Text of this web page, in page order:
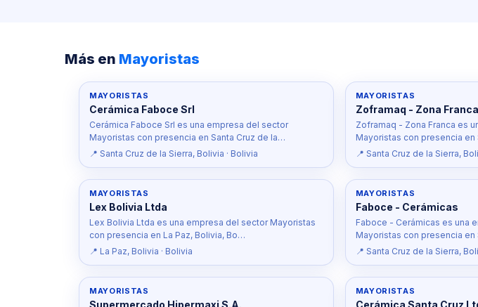
Más en Mayoristas
MAYORISTAS
Cerámica Faboce Srl
Cerámica Faboce Srl es una empresa del sector
Mayoristas con presencia en Santa Cruz de la…
📍 Santa Cruz de la Sierra, Bolivia · Bolivia
MAYORISTAS
Zoframaq - Zona Franca
Zoframaq - Zona Franca es
Mayoristas con presencia en
📍 Santa Cruz de la Sierra,
MAYORISTAS
Lex Bolivia Ltda
Lex Bolivia Ltda es una empresa del sector Mayoristas
con presencia en La Paz, Bolivia, Bo…
📍 La Paz, Bolivia · Bolivia
MAYORISTAS
Faboce - Cerámicas
Faboce - Cerámicas es una
Mayoristas con presencia en
📍 Santa Cruz de la Sierra,
MAYORISTAS
Supermercado Hipermaxi S.A.
MAYORISTAS
Cerámica Santa Cruz